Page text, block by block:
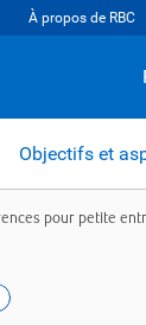
À propos de RBC
Objectifs et
pour petite